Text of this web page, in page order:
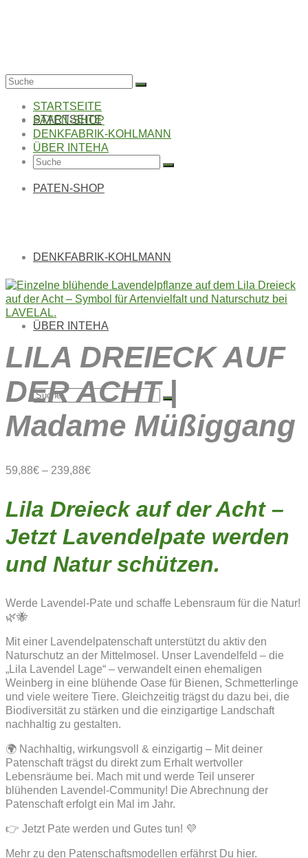
STARTSEITE
PATEN-SHOP
DENKFABRIK-KOHLMANN
ÜBER INTEHA
Suche
Suche
STARTSEITE
PATEN-SHOP
DENKFABRIK-KOHLMANN
ÜBER INTEHA
Suche
LILA DREIECK AUF
DER ACHT |
Madame Müßiggang
59,88€ – 239,88€
Lila Dreieck auf der Acht –
Jetzt Lavendelpate werden
und Natur schützen.
Werde Lavendel-Pate und schaffe Lebensraum für die Natur!
🌿🐝
Mit einer Lavendelpatenschaft unterstützt du aktiv den
Naturschutz an der Mittelmosel. Unser Lavendelfeld – die
„Lila Lavendel Lage“ – verwandelt einen ehemaligen
Weinberg in eine blühende Oase für Bienen, Schmetterlinge
und viele weitere Tiere. Gleichzeitig trägst du dazu bei, die
Biodiversität zu stärken und die einzigartige Landschaft
nachhaltig zu gestalten.
🌍 Nachhaltig, wirkungsvoll & einzigartig – Mit deiner
Patenschaft trägst du direkt zum Erhalt wertvoller
Lebensräume bei. Mach mit und werde Teil unserer
blühenden Lavendel-Community! Die Abrechnung der
Patenschaft erfolgt ein Mal im Jahr.
👉 Jetzt Pate werden und Gutes tun! 💜
Mehr zu den Patenschaftsmodellen erfährst Du hier.